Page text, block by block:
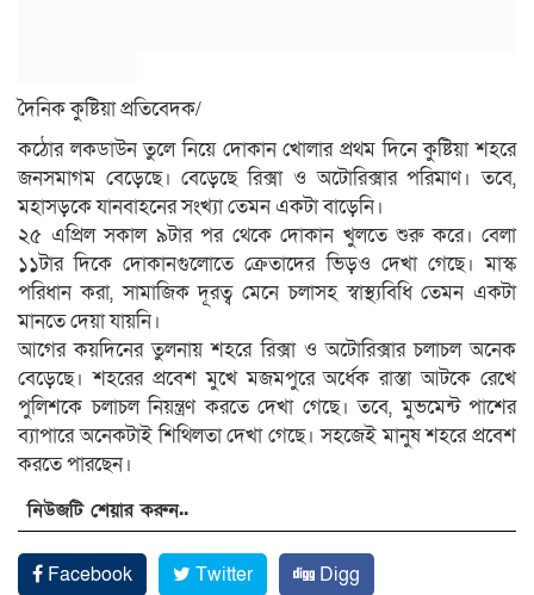
দৈনিক কুষ্টিয়া প্রতিবেদক/
কঠোর লকডাউন তুলে নিয়ে দোকান খোলার প্রথম দিনে কুষ্টিয়া শহরে
জনসমাগম বেড়েছে। বেড়েছে রিক্সা ও অটোরিক্সার পরিমাণ। তবে,
মহাসড়কে যানবাহনের সংখ্যা তেমন একটা বাড়েনি।
২৫ এপ্রিল সকাল ৯টার পর থেকে দোকান খুলতে শুরু করে। বেলা
১১টার দিকে দোকানগুলোতে ক্রেতাদের ভিড়ও দেখা গেছে। মাস্ক
পরিধান করা, সামাজিক দূরত্ব মেনে চলাসহ স্বাস্থ্যবিধি তেমন একটা
মানতে দেয়া যায়নি।
আগের কয়দিনের তুলনায় শহরে রিক্সা ও অটোরিক্সার চলাচল অনেক
বেড়েছে। শহরের প্রবেশ মুখে মজমপুরে অর্ধেক রাস্তা আটকে রেখে
পুলিশকে চলাচল নিয়ন্ত্রণ করতে দেখা গেছে। তবে, মুভমেন্ট পাশের
ব্যাপারে অনেকটাই শিথিলতা দেখা গেছে। সহজেই মানুষ শহরে প্রবেশ
করতে পারছেন।
নিউজটি শেয়ার করুন..
Facebook Twitter
Digg